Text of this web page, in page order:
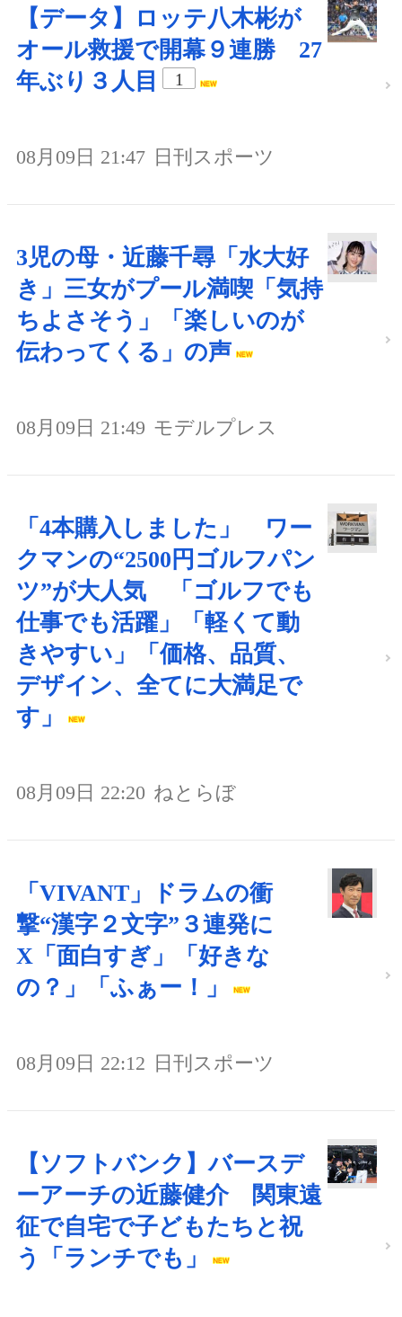
【データ】ロッテ八木彬が
オール救援で開幕９連勝 27
年ぶり３人目
1
08月09日 21:47 日刊スポーツ
3児の母・近藤千尋「水大好
き」三女がプール満喫「気持
ちよさそう」「楽しいのが
伝わってくる」の声
08月09日 21:49 モデルプレス
「4本購入しました」 ワー
クマンの“2500円ゴルフパン
ツ”が大人気 「ゴルフでも
仕事でも活躍」「軽くて動
きやすい」「価格、品質、
デザイン、全てに大満足で
す」
08月09日 22:20 ねとらぼ
「VIVANT」ドラムの衝
撃“漢字２文字”３連発に
X「面白すぎ」「好きな
の？」「ふぁー！」
08月09日 22:12 日刊スポーツ
【ソフトバンク】バースデ
ーアーチの近藤健介 関東遠
征で自宅で子どもたちと祝
う「ランチでも」